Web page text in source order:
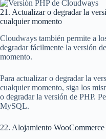
21. Actualizar o degradar la
cualquier momento
Cloudways también permite a
degradar fácilmente la versión
momento.
Para actualizar o degradar la
cualquier momento, siga los
o degradar la versión de PHP.
MySQL.
22. Alojamiento WooCommerce